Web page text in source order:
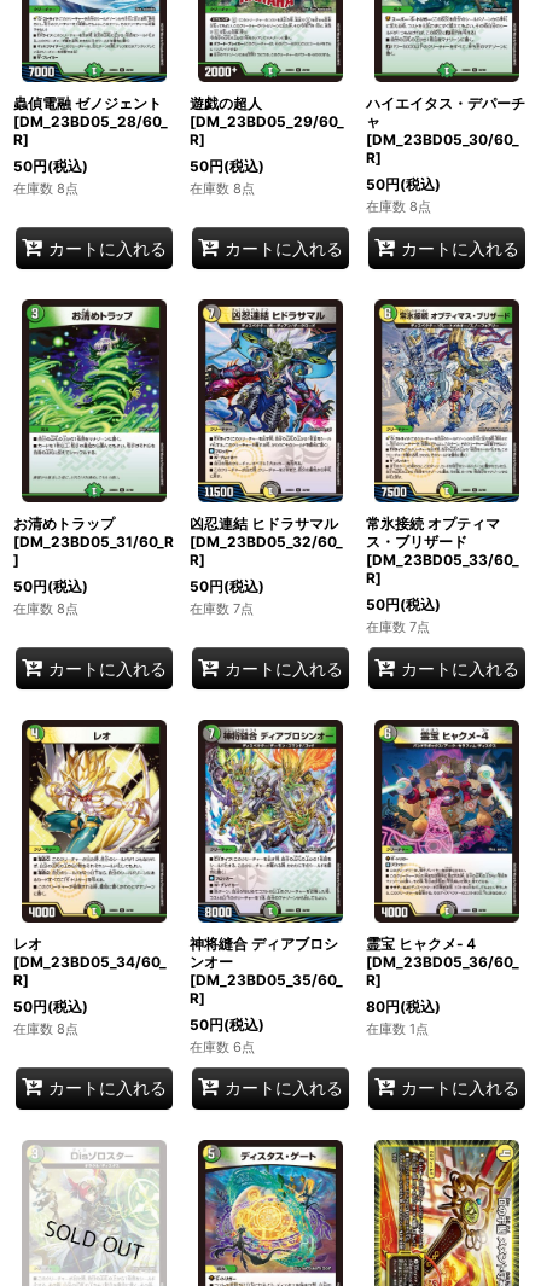
蟲偵電融 ゼノジェント
[DM_23BD05_28/60_
R]
50円(税込)
在庫数 8点
カートに入れる
遊戯の超人
[DM_23BD05_29/60_
R]
50円(税込)
在庫数 8点
カートに入れる
ハイエイタス・デパーチ
ャ
[DM_23BD05_30/60_
R]
50円(税込)
在庫数 8点
カートに入れる
お清めトラップ
[DM_23BD05_31/60_R
]
50円(税込)
在庫数 8点
カートに入れる
凶忍連結 ヒドラサマル
[DM_23BD05_32/60_
R]
50円(税込)
在庫数 7点
カートに入れる
常氷接続 オプティマ
ス・ブリザード
[DM_23BD05_33/60_
R]
50円(税込)
在庫数 7点
カートに入れる
レオ
[DM_23BD05_34/60_
R]
50円(税込)
在庫数 8点
カートに入れる
神将縫合 ディアブロシ
ンオー
[DM_23BD05_35/60_
R]
50円(税込)
在庫数 6点
カートに入れる
霊宝 ヒャクメ-４
[DM_23BD05_36/60_
R]
80円(税込)
在庫数 1点
カートに入れる